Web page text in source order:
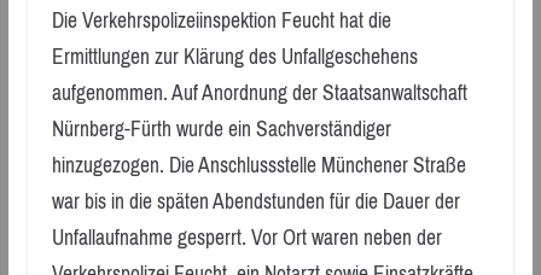
Die Verkehrspolizeiinspektion Feucht hat die
Ermittlungen zur Klärung des Unfallgeschehens
aufgenommen. Auf Anordnung der Staatsanwaltschaft
Nürnberg-Fürth wurde ein Sachverständiger
hinzugezogen. Die Anschlussstelle Münchener Straße
war bis in die späten Abendstunden für die Dauer der
Unfallaufnahme gesperrt. Vor Ort waren neben der